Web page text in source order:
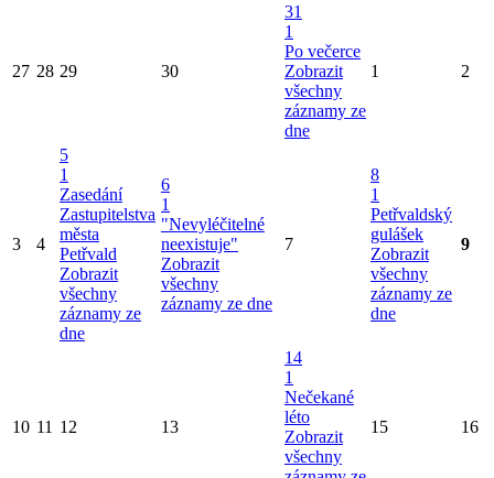
27 28 29 30
31
1
Po večerce
Zobrazit
všechny
záznamy ze
dne
1 2
3 4
5
1
Zasedání
Zastupitelstva
města
Petřvald
Zobrazit
všechny
záznamy ze
dne
6
1
"Nevyléčitelné
neexistuje"
Zobrazit
všechny
záznamy ze dne
7
8
1
Petřvaldský
gulášek
Zobrazit
všechny
záznamy ze
dne
9
10 11 12 13
14
1
Nečekané
léto
Zobrazit
všechny
15 16